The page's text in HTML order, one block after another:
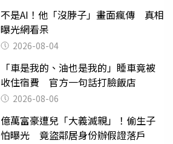
不是AI！他「沒脖子」畫面瘋傳 真相
曝光網看呆
2026-08-04
「車是我的、油也是我的」睡車竟被
收住宿費 官方一句話打臉飯店
2026-08-06
億萬富豪遭兒「大義滅親」！偷生子
怕曝光 竟盜鄰居身份辦假證落戶